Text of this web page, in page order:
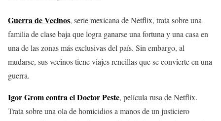
Guerra de Vecinos, serie mexicana de Netflix, trata sobre una
familia de clase baja que logra ganarse una fortuna y una casa en
una de las zonas más exclusivas del país. Sin embargo, al
mudarse, sus vecinos tiene viajes rencillas que se convierte en una
guerra.
Igor Grom contra el Doctor Peste, película rusa de Netflix.
Trata sobre una ola de homicidios a manos de un justiciero